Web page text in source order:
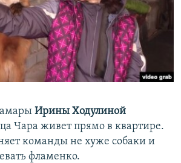
Ирины Ходулиной
Чара живет прямо в квартире.
команды не хуже собаки и
фламенко.